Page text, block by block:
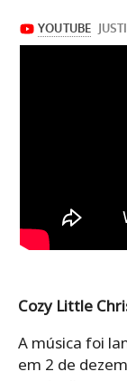
Cozy Little
A música foi
em 2 de